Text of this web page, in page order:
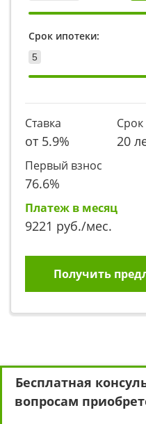
Срок ипотеки:
5
Ставка
от 5.9%
Срок
20
Первый взнос
76.6%
Платеж в месяц
9221 руб./мес.
Получить
Бесплатная
вопросам